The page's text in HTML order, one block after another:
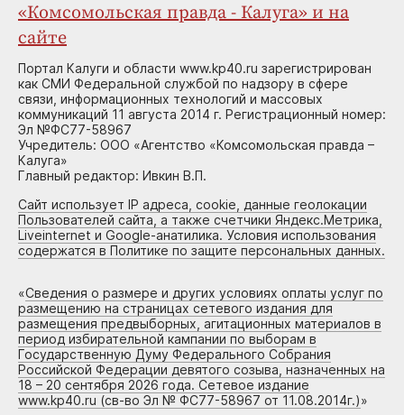
«Комсомольская правда - Калуга» и на
сайте
Портал Калуги и области www.kp40.ru зарегистрирован
как СМИ Федеральной службой по надзору в сфере
связи, информационных технологий и массовых
коммуникаций 11 августа 2014 г. Регистрационный номер:
Эл №ФС77-58967
Учредитель: ООО «Агентство «Комсомольская правда –
Калуга»
Главный редактор: Ивкин В.П.
Сайт использует IP адреса, cookie, данные геолокации
Пользователей сайта, а также счетчики Яндекс.Метрика,
Liveinternet и Google-анатилика. Условия использования
содержатся в Политике по защите персональных данных.
«Сведения о размере и других условиях оплаты услуг по
размещению на страницах сетевого издания для
размещения предвыборных, агитационных материалов в
период избирательной кампании по выборам в
Государственную Думу Федерального Собрания
Российской Федерации девятого созыва, назначенных на
18 – 20 сентября 2026 года. Сетевое издание
www.kp40.ru (св-во Эл № ФС77-58967 от 11.08.2014г.)»